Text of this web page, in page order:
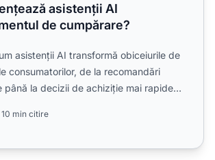
asistenții AI
de cumpărare?
asistenții AI transformă obiceiurile de
consumatorilor, de la recomandări
până la decizii de achiziție mai rapide
10 min citire